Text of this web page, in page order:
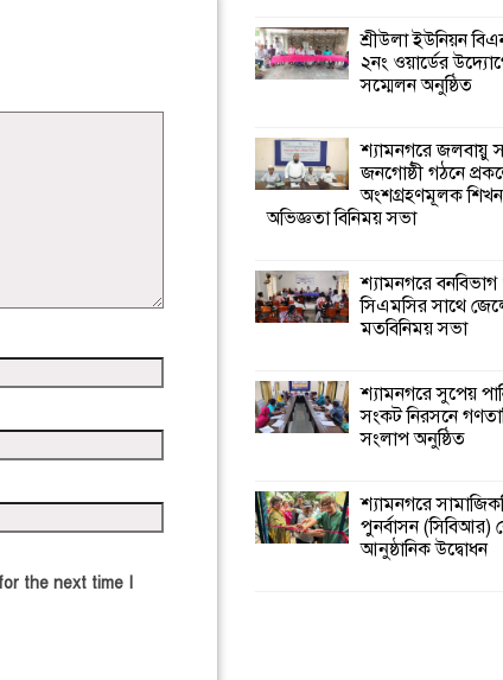
the next time I
মতবিনিময় সভা
শ্রীউলা ইউনিয়ন
২নং ওয়ার্ডের
সম্মেলন অনুষ্ঠিত
শ্যামনগরে জলবায়ু
জনগোষ্ঠী গঠনে
অংশগ্রহণমূলক
অভিজ্ঞতা বিনিময় সভা
শ্যামনগরে
সিএমসির সাথে
মতবিনিময় সভা
শ্যামনগরে সুপেয়
সংকট নিরসনে
সংলাপ অনুষ্ঠিত
শ্যামনগরে
পুনর্বাসন (সিবিআর)
আনুষ্ঠানিক উদ্বোধন